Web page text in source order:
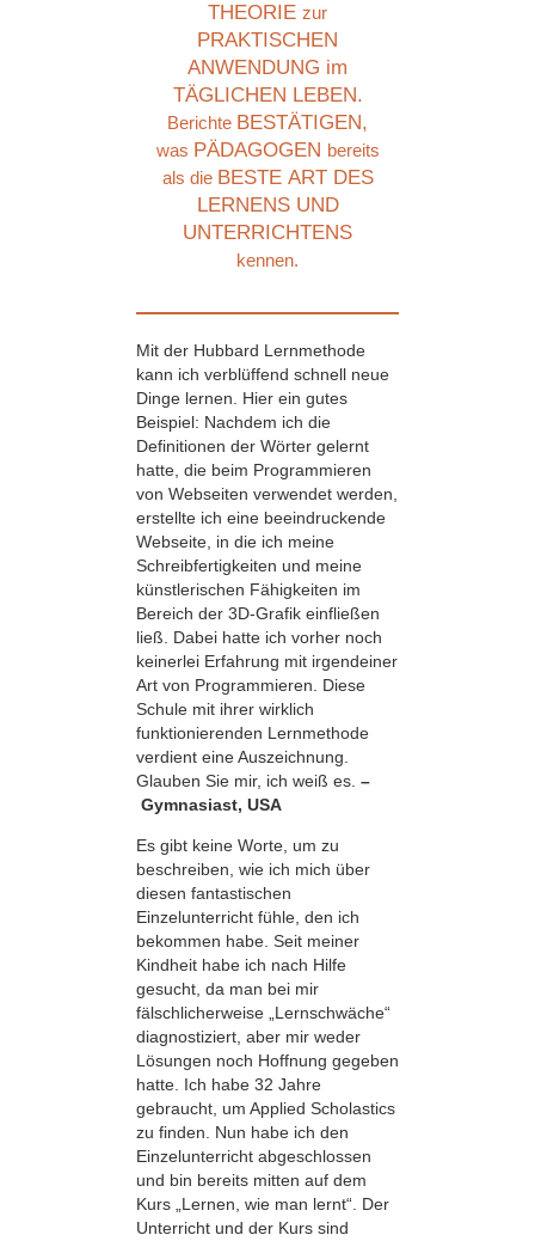
THEORIE zur
PRAKTISCHEN
ANWENDUNG im
TÄGLICHEN LEBEN.
Berichte BESTÄTIGEN,
was PÄDAGOGEN bereits
als die BESTE ART DES
LERNENS UND
UNTERRICHTENS
kennen.
Mit der Hubbard Lernmethode
kann ich verblüffend schnell neue
Dinge lernen. Hier ein gutes
Beispiel: Nachdem ich die
Definitionen der Wörter gelernt
hatte, die beim Programmieren
von Webseiten verwendet werden,
erstellte ich eine beeindruckende
Webseite, in die ich meine
Schreibfertigkeiten und meine
künstlerischen Fähigkeiten im
Bereich der 3D-Grafik einfließen
ließ. Dabei hatte ich vorher noch
keinerlei Erfahrung mit irgendeiner
Art von Programmieren. Diese
Schule mit ihrer wirklich
funktionierenden Lernmethode
verdient eine Auszeichnung.
Glauben Sie mir, ich weiß es. –
Gymnasiast, USA
Es gibt keine Worte, um zu
beschreiben, wie ich mich über
diesen fantastischen
Einzelunterricht fühle, den ich
bekommen habe. Seit meiner
Kindheit habe ich nach Hilfe
gesucht, da man bei mir
fälschlicherweise „Lernschwäche“
diagnostiziert, aber mir weder
Lösungen noch Hoffnung gegeben
hatte. Ich habe 32 Jahre
gebraucht, um Applied Scholastics
zu finden. Nun habe ich den
Einzelunterricht abgeschlossen
und bin bereits mitten auf dem
Kurs „Lernen, wie man lernt“. Der
Unterricht und der Kurs sind